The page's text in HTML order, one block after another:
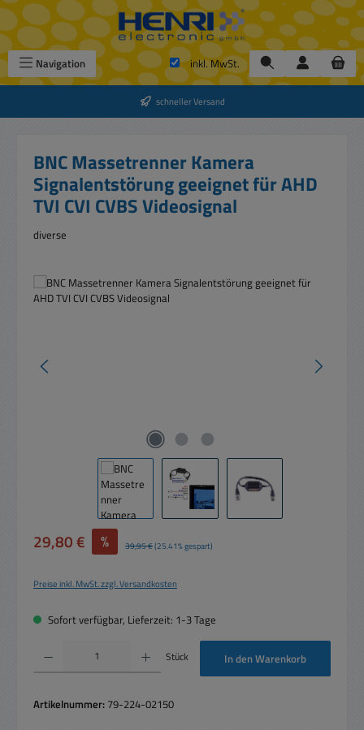
Zum Hauptinhalt springen
Navigation inkl. MwSt.
schneller Versand
BNC Massetrenner Kamera
Signalentstörung geeignet für AHD
TVI CVI CVBS Videosignal
diverse
Bildergalerie überspringen
Verkaufspreis:
29,80 € % Regulärer Preis:
39,95 €(25.41% gespart)
Preise inkl. MwSt. zzgl. Versandkosten
Sofort verfügbar, Lieferzeit: 1-3 Tage
Produkt Anzahl: Gib den gewünschten Wert ein oder benutze die Schaltflächen um
Stück In den Warenkorb
Artikelnummer: 79-224-02150